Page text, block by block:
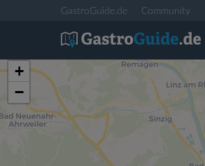
GastroGuide.de Community
+
−